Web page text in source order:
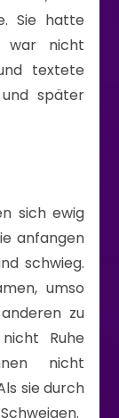
Sie hatte
war nicht
textete
später
sich ewig
anfangen
schwieg.
umso
zu
Ruhe
nicht
sie durch